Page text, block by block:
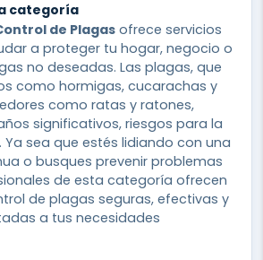
categoría
de Plagasofrece servicios
a proteger tu hogar, negocio o
no deseadas. Las plagas, que
como hormigas, cucarachas y
como ratas y ratones,
significativos, riesgos para la
sea que estés lidiando con una
o busques prevenir problemas
de esta categoría ofrecen
de plagas seguras, efectivas y
a tus necesidades